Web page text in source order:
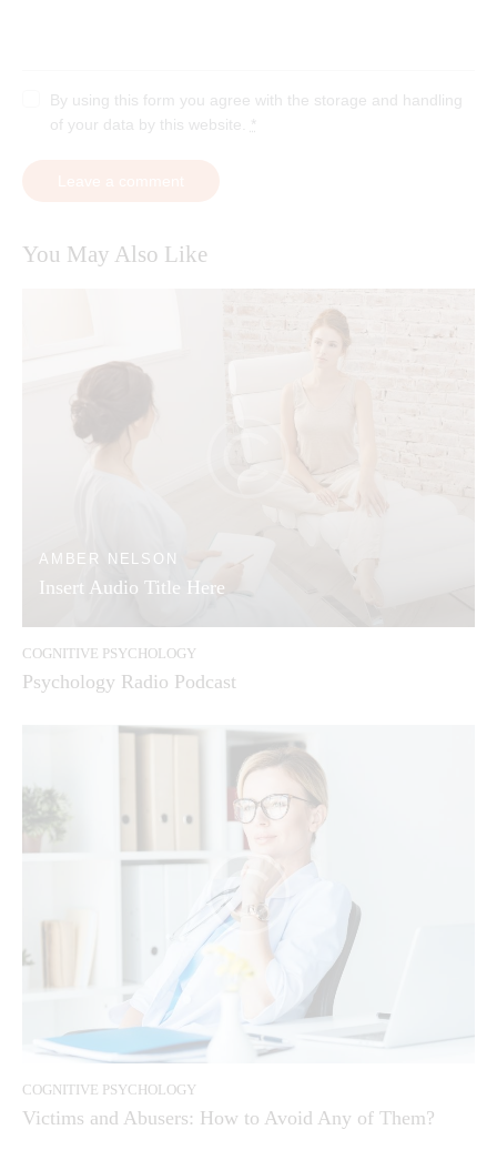
By using this form you agree with the storage and handling
of your data by this website.
*
You May Also Like
AMBER NELSON
Insert Audio Title Here
COGNITIVE PSYCHOLOGY
Psychology Radio Podcast
COGNITIVE PSYCHOLOGY
Victims and Abusers: How to Avoid Any of Them?